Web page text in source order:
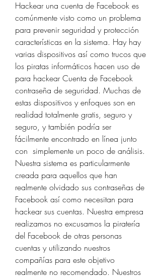
Hackear una cuenta de Facebook es
comúnmente visto como un problema
para prevenir seguridad y protección
características en la sistema. Hay hay
varias dispositivos así como trucos que
los piratas informáticos hacen uso de
para hackear Cuenta de Facebook
contraseña de seguridad. Muchas de
estas dispositivos y enfoques son en
realidad totalmente gratis, seguro y
seguro, y también podría ser
fácilmente encontrado en línea junto
con  simplemente un poco de análisis.
Nuestra sistema es particularmente
creada para aquellos que han
realmente olvidado sus contraseñas de
Facebook así como necesitan para
hackear sus cuentas. Nuestra empresa
realizamos no excusamos la piratería
del Facebook de otras personas
cuentas y utilizando nuestros
compañías para este objetivo
realmente no recomendado. Nuestros